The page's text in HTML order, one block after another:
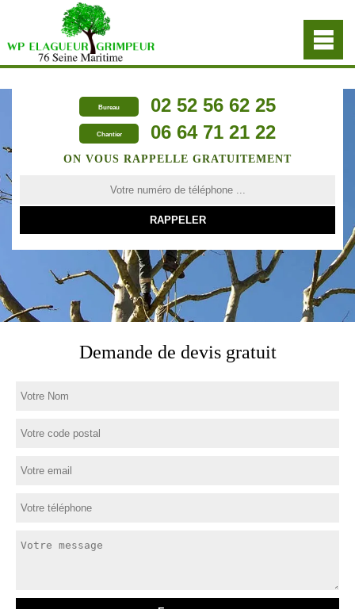
Bureau 02 52 56 62 25
Chantier 06 64 71 21 22
ON VOUS RAPPELLE GRATUITEMENT
Demande de devis gratuit